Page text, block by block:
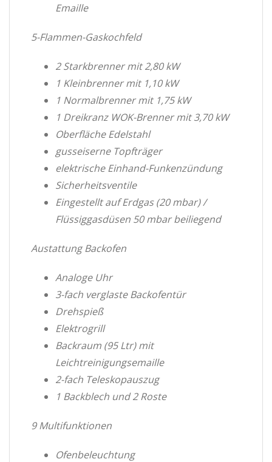
Emaille
5-Flammen-Gaskochfeld
2 Starkbrenner mit 2,80 kW
1 Kleinbrenner mit 1,10 kW
1 Normalbrenner mit 1,75 kW
1 Dreikranz WOK-Brenner mit 3,70 kW
Oberfläche Edelstahl
gusseiserne Topfträger
elektrische Einhand-Funkenzündung
Sicherheitsventile
Eingestellt auf Erdgas (20 mbar) /
Flüssiggasdüsen 50 mbar beiliegend
Austattung Backofen
Analoge Uhr
3-fach verglaste Backofentür
Drehspieß
Elektrogrill
Backraum (95 Ltr) mit
Leichtreinigungsemaille
2-fach Teleskopauszug
1 Backblech und 2 Roste
9 Multifunktionen
Ofenbeleuchtung